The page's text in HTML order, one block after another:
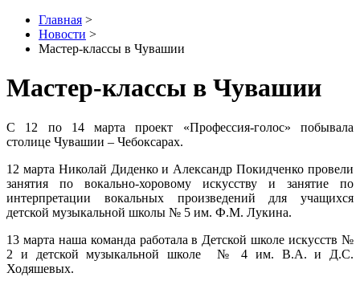
Главная >
Новости >
Мастер-классы в Чувашии
Мастер-классы в Чувашии
С 12 по 14 марта проект «Профессия-голос» побывала
столице Чувашии – Чебоксарах.
12 марта Николай Диденко и Александр Покидченко провели
занятия по вокально-хоровому искусству и занятие по
интерпретации вокальных произведений для учащихся
детской музыкальной школы № 5 им. Ф.М. Лукина.
13 марта наша команда работала в Детской школе искусств №
2 и детской музыкальной школе № 4 им. В.А. и Д.С.
Ходяшевых.